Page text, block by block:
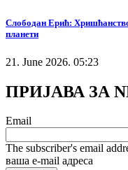
Слободан Ерић:
планети
21. June 2026. 05:23
ПРИЈАВА ЗА
Email
The subscriber's email
ваша е-mail адреса